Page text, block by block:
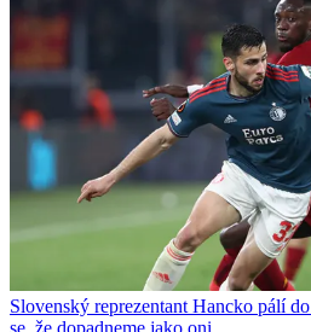
Slovenský reprezentant Hancko pálí
se, že dopadneme jako oni